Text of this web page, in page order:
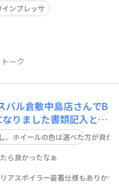
けたこともありました
生活を支えてくれて本
推しのコンテンツのラ
い
インプレッサ
ーク
りました書類記入と保
乗ってたので省略)を済
ーを受け取りドラレコ
、ホイールの色は選べた方が良か
ら良かったなぁ
アスポイラー装着仕様もありか